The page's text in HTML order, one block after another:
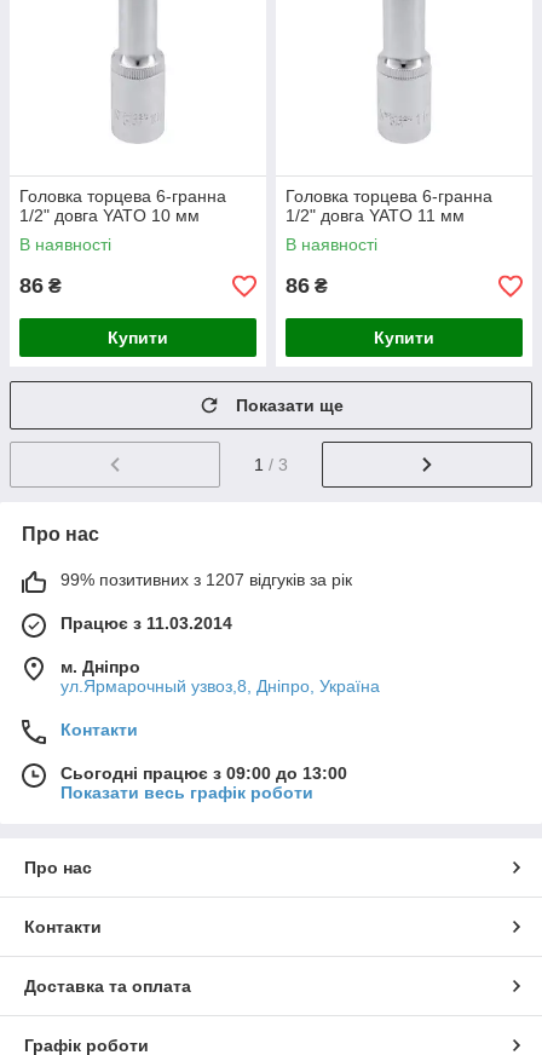
Головка торцева 6-гранна
1/2" довга YATO 10 мм
В наявності
86 ₴
Купити
Головка торцева 6-гранна
1/2" довга YATO 11 мм
В наявності
86 ₴
Купити
Показати ще
1 / 3
Про нас
99% позитивних з 1207 відгуків за рік
Працює з 11.03.2014
м. Дніпро
ул.Ярмарочный узвоз,8, Дніпро, Україна
Контакти
Сьогодні працює з 09:00 до 13:00
Показати весь графік роботи
Про нас
Контакти
Доставка та оплата
Графік роботи